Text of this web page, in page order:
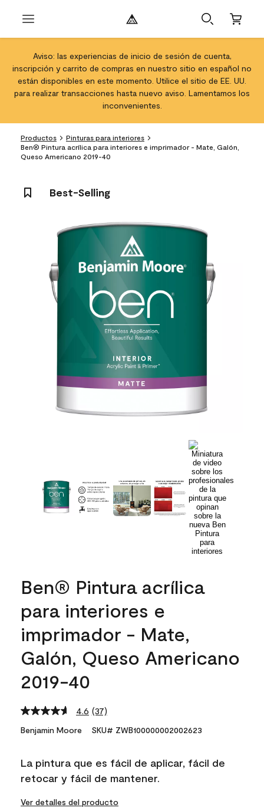
Aviso: las experiencias de inicio de sesión de cuenta,
inscripción y carrito de compras en nuestro sitio en español no
están disponibles en este momento. Utilice el sitio de EE. UU.
para realizar transacciones hasta nuevo aviso. Lamentamos los
inconvenientes.
Productos
Pinturas para interiores
Ben® Pintura acrílica para interiores e imprimador - Mate, Galón,
Queso Americano 2019-40
Best-Selling
Ben® Pintura acrílica
para interiores e
imprimador - Mate,
Galón, Queso Americano
2019-40
4.6 Read
37
Reviews.
link.
(37)
Benjamin Moore SKU# ZWB100000002002623
La pintura que es fácil de aplicar, fácil de
retocar y fácil de mantener.
Ver detalles del producto